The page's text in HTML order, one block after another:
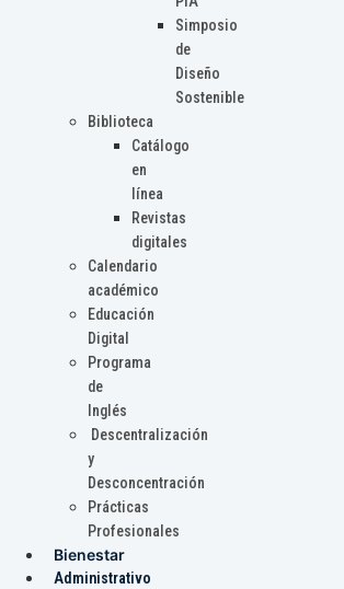
Simposio
de
Diseño
Sostenible
Biblioteca
Catálogo
en
línea
Revistas
digitales
Calendario
académico
Educación
Digital
Programa
de
Inglés
Descentralización
y
Desconcentración
Prácticas
Profesionales
Bienestar
Administrativo